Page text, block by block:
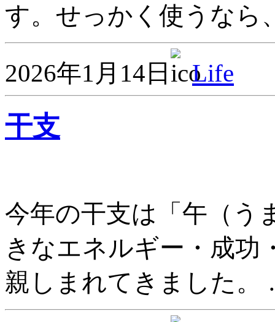
す。せっかく使うな
2026年1月14日 Life
干支
今年の干支は「午（う
きなエネルギー・成功
親しまれてきました